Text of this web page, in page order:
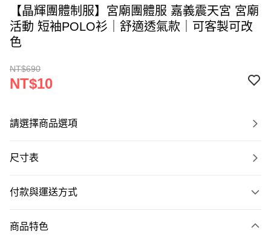
【晶輝團體制服】宮廟團體服 嘉義震天宮 宮廟
活動 短袖POLO衫｜舒適透氣款｜可客製可改
色
NT$690
NT$10
請選擇商品選項
尺寸表
付款與運送方式
信用卡一次付款
商品特色